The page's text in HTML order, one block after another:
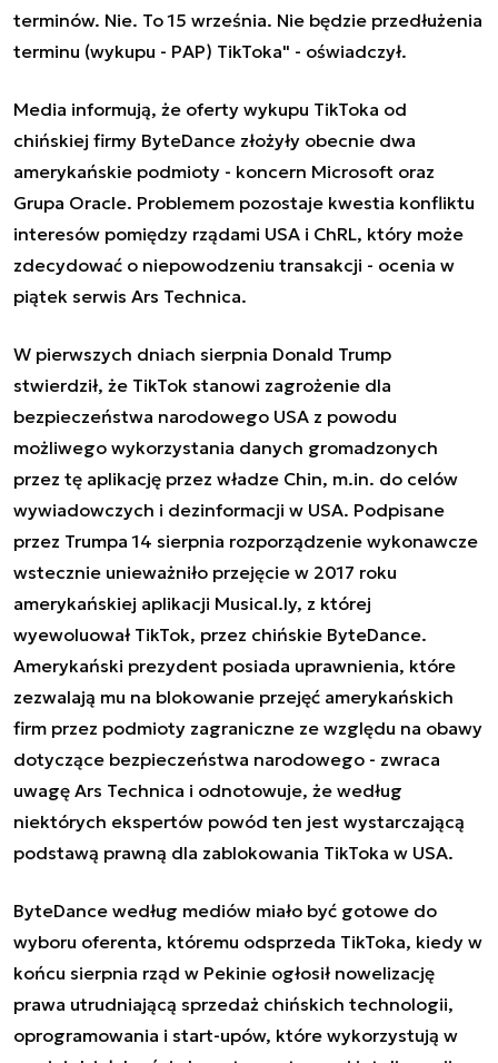
terminów. Nie. To 15 września. Nie będzie przedłużenia
terminu (wykupu - PAP) TikToka" - oświadczył.
Media informują, że oferty wykupu TikToka od
chińskiej firmy ByteDance złożyły obecnie dwa
amerykańskie podmioty - koncern Microsoft oraz
Grupa Oracle. Problemem pozostaje kwestia konfliktu
interesów pomiędzy rządami USA i ChRL, który może
zdecydować o niepowodzeniu transakcji - ocenia w
piątek serwis Ars Technica.
W pierwszych dniach sierpnia Donald Trump
stwierdził, że TikTok stanowi zagrożenie dla
bezpieczeństwa narodowego USA z powodu
możliwego wykorzystania danych gromadzonych
przez tę aplikację przez władze Chin, m.in. do celów
wywiadowczych i dezinformacji w USA. Podpisane
przez Trumpa 14 sierpnia rozporządzenie wykonawcze
wstecznie unieważniło przejęcie w 2017 roku
amerykańskiej aplikacji Musical.ly, z której
wyewoluował TikTok, przez chińskie ByteDance.
Amerykański prezydent posiada uprawnienia, które
zezwalają mu na blokowanie przejęć amerykańskich
firm przez podmioty zagraniczne ze względu na obawy
dotyczące bezpieczeństwa narodowego - zwraca
uwagę Ars Technica i odnotowuje, że według
niektórych ekspertów powód ten jest wystarczającą
podstawą prawną dla zablokowania TikToka w USA.
ByteDance według mediów miało być gotowe do
wyboru oferenta, któremu odsprzeda TikToka, kiedy w
końcu sierpnia rząd w Pekinie ogłosił nowelizację
prawa utrudniającą sprzedaż chińskich technologii,
oprogramowania i start-upów, które wykorzystują w